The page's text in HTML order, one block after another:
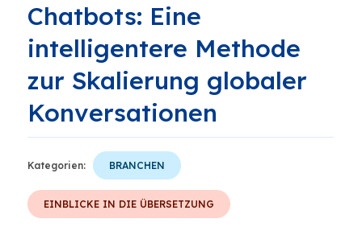
Chatbots: Eine
intelligentere Methode
zur Skalierung globaler
Konversationen
Kategorien: BRANCHEN
EINBLICKE IN DIE ÜBERSETZUNG